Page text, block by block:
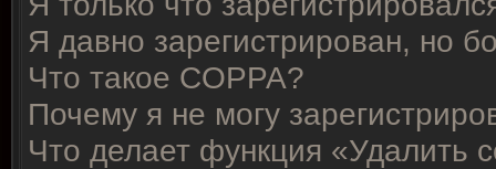
Я давно зарегистрирован, но
Что такое COPPA?
Почему я не могу
Что делает функция «Удалить